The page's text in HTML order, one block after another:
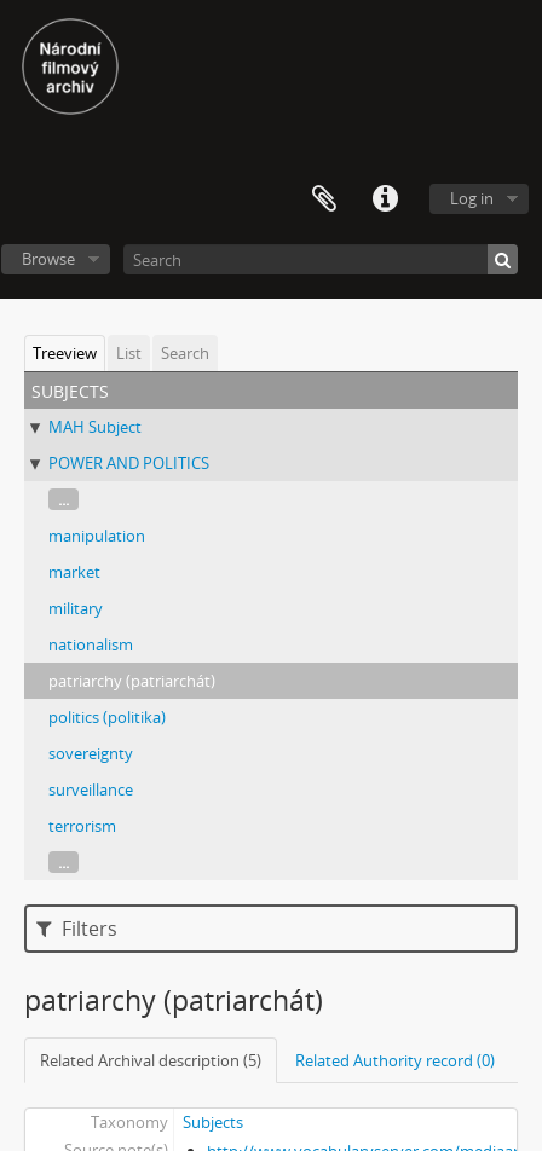
Log in
Browse
Treeview List Search
subjects
MAH Subject
POWER AND POLITICS
...
manipulation
market
military
nationalism
patriarchy (patriarchát)
politics (politika)
sovereignty
surveillance
terrorism
...
Filters
patriarchy (patriarchát)
Related Archival description (5) Related Authority record (0)
Taxonomy
Subjects